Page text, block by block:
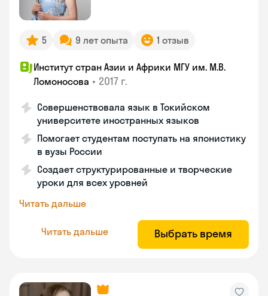
5 9 лет опыта 1 отзыв
Институт стран Азии и Африки МГУ им. М.В.
Ломоносова • 2017 г.
Совершенствовала язык в Токийском
университете иностранных языков
Помогает студентам поступать на японистику
в вузы России
Создает структурированные и творческие
уроки для всех уровней
Читать дальше
Читать дальше Выбрать время